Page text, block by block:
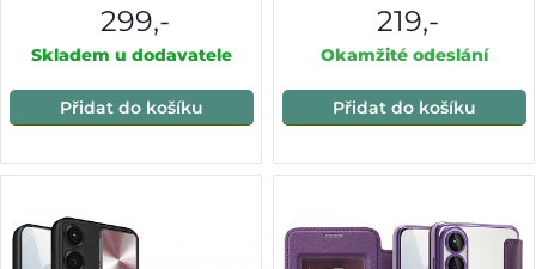
299,-
Skladem u dodavatele
Přidat do košíku
219,-
Okamžité odeslání
Přidat do košíku